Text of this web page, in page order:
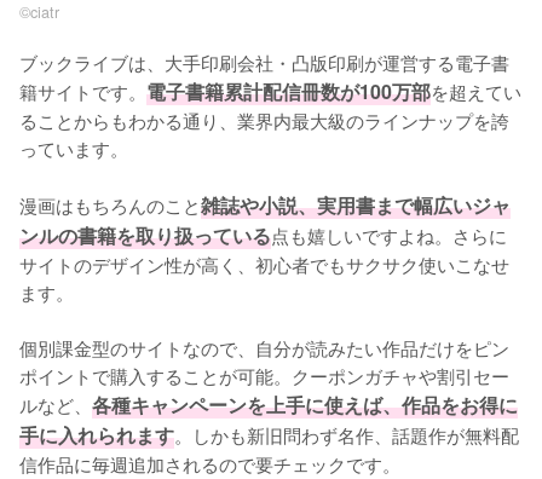
©︎ciatr
ブックライブは、大手印刷会社・凸版印刷が運営する電子書
籍サイトです。 電子書籍累計配信冊数が100万部を超えてい
ることからもわかる通り、業界内最大級のラインナップを誇
っています。
漫画はもちろんのこと雑誌や小説、実用書まで幅広いジャ
ンルの書籍を取り扱っている点も嬉しいですよね。さらに
サイトのデザイン性が高く、初心者でもサクサク使いこなせ
ます。
個別課金型のサイトなので、自分が読みたい作品だけをピン
ポイントで購入することが可能。クーポンガチャや割引セー
ルなど、 各種キャンペーンを上手に使えば、作品をお得に
手に入れられます。しかも新旧問わず名作、話題作が無料配
信作品に毎週追加されるので要チェックです。